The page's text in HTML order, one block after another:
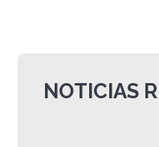
NOTICIAS